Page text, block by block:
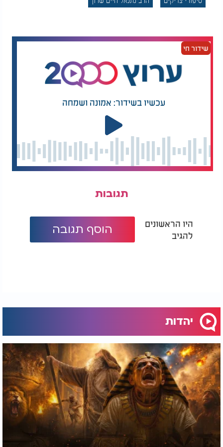
שידור חי
עכשיו בשידור: אמונה ושמחה
תגובות
היו הראשונים
להגיב
הוסף תגובה
יהדות